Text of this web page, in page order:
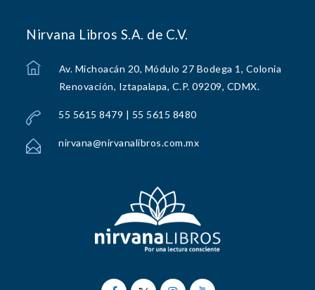
Nirvana Libros S.A. de C.V.
Av. Michoacán 20, Módulo 27 Bodega 1, Colonia
Renovación, Iztapalapa, C.P. 09209, CDMX.
55 5615 8479 | 55 5615 8480
nirvana@nirvanalibros.com.mx